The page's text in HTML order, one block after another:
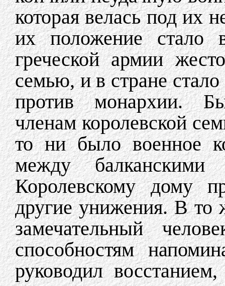
которая велась под их
их положение стало
греческой армии
семью, и в стране
против монархии.
членам королевской
то ни было военное
между балканскими
Королевскому дому
другие унижения. В то
замечательный
способностям
руководил